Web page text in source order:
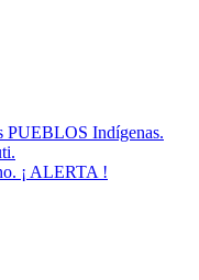
PUEBLOS Indígenas.
¡ ALERTA !